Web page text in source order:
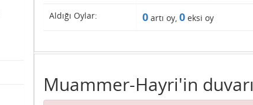
Aldığı Oylar: 0artı oy, 0eksi oy
Muammer-Hayri'in duvarı